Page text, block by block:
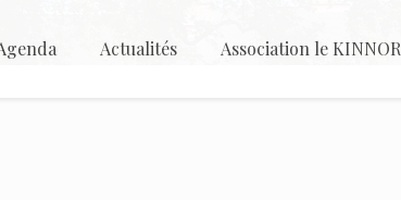
Actualités Association le KINNOR